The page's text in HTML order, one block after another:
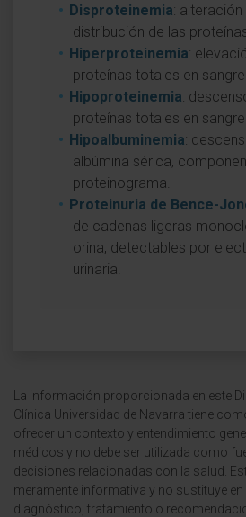
Disproteinemia:
distribución de las
Hiperproteinemia:
proteínas totales en sangre.
Hipoproteinemia:
proteínas totales en sangre.
Hipoalbuminemia:
albúmina sérica,
proteinograma.
Proteinuria de Bence-
de cadenas ligeras
orina, detectables por
urinaria.
La información proporcionada en este
Clínica Universidad de Navarra tiene
ofrecer un contexto y entendimiento
médicos y no debe ser utilizada como
decisiones relacionadas con la salud.
meramente informativa y no sustituye
diagnóstico, tratamiento o